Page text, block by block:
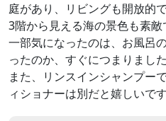
庭があり、リビングも開放的
3階から見える海の景色も素敵
一部気になったのは、お風呂
ったのか、すぐにつまりました
また、リンスインシャンプー
ィショナーは別だと嬉しいです